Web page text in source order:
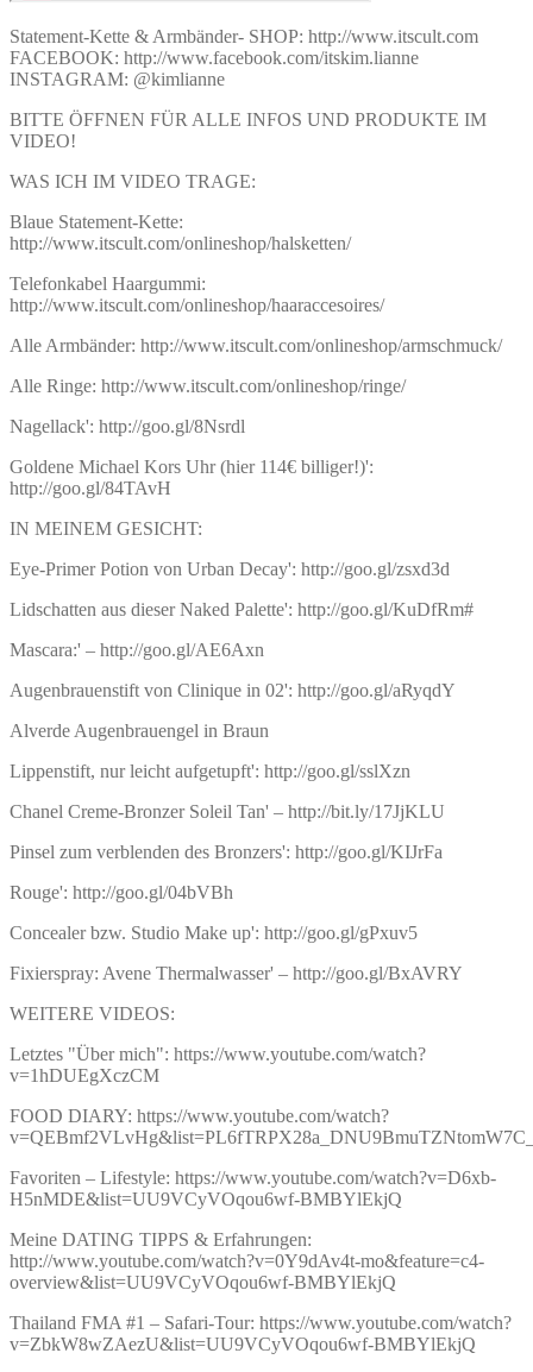
Statement-Kette & Armbänder- SHOP: http://www.itscult.com
FACEBOOK: http://www.facebook.com/itskim.lianne
INSTAGRAM: @kimlianne
BITTE ÖFFNEN FÜR ALLE INFOS UND PRODUKTE IM
VIDEO!
WAS ICH IM VIDEO TRAGE:
Blaue Statement-Kette:
http://www.itscult.com/onlineshop/halsketten/
Telefonkabel Haargummi:
http://www.itscult.com/onlineshop/haaraccesoires/
Alle Armbänder: http://www.itscult.com/onlineshop/armschmuck/
Alle Ringe: http://www.itscult.com/onlineshop/ringe/
Nagellack': http://goo.gl/8Nsrdl
Goldene Michael Kors Uhr (hier 114€ billiger!)':
http://goo.gl/84TAvH
IN MEINEM GESICHT:
Eye-Primer Potion von Urban Decay': http://goo.gl/zsxd3d
Lidschatten aus dieser Naked Palette': http://goo.gl/KuDfRm#
Mascara:' – http://goo.gl/AE6Axn
Augenbrauenstift von Clinique in 02': http://goo.gl/aRyqdY
Alverde Augenbrauengel in Braun
Lippenstift, nur leicht aufgetupft': http://goo.gl/sslXzn
Chanel Creme-Bronzer Soleil Tan' – http://bit.ly/17JjKLU
Pinsel zum verblenden des Bronzers': http://goo.gl/KIJrFa
Rouge': http://goo.gl/04bVBh
Concealer bzw. Studio Make up': http://goo.gl/gPxuv5
Fixierspray: Avene Thermalwasser' – http://goo.gl/BxAVRY
WEITERE VIDEOS:
Letztes "Über mich": https://www.youtube.com/watch?
v=1hDUEgXczCM
FOOD DIARY: https://www.youtube.com/watch?
Favoriten – Lifestyle: https://www.youtube.com/watch?v=D6xb-
H5nMDE&list=UU9VCyVOqou6wf-BMBYlEkjQ
Meine DATING TIPPS & Erfahrungen:
http://www.youtube.com/watch?v=0Y9dAv4t-mo&feature=c4-
overview&list=UU9VCyVOqou6wf-BMBYlEkjQ
Thailand FMA #1 – Safari-Tour: https://www.youtube.com/watch?
v=ZbkW8wZAezU&list=UU9VCyVOqou6wf-BMBYlEkjQ